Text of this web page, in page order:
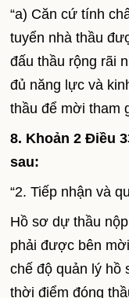
“a) Căn cứ tính
tuyển nhà thầu
đấu thầu rộng rãi
đủ năng lực và
thầu để mời tham
8. Khoản 2 Điều
sau:
“2. Tiếp nhận và
Hồ sơ dự thầu
phải được bên
chế độ quản lý hồ
thời điểm đóng